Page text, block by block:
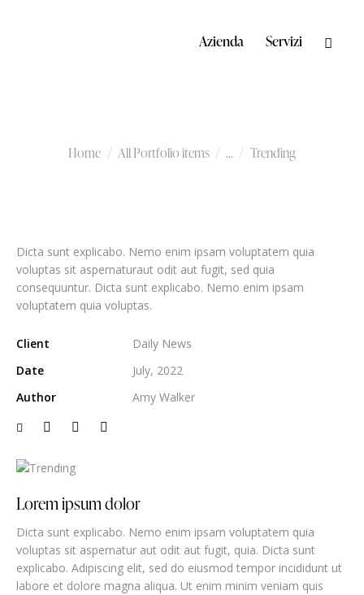
Azienda Servizi
Home All Portfolio items ... Trending
Lorem ipsum dolor
Dicta sunt explicabo. Nemo enim ipsam voluptatem quia
voluptas sit aspernatur aut odit aut fugit, quia. Dicta sunt
explicabo. Adipiscing elit, sed do eiusmod tempor incididunt ut
labore et dolore magna aliqua. Ut enim minim veniam quis
Dicta sunt explicabo. Nemo enim ipsam voluptatem quia
voluptas sit aspernaturaut odit aut fugit, sed quia
consequuntur. Dicta sunt explicabo. Nemo enim ipsam
voluptatem quia voluptas.
Client
Daily News
Date
July, 2022
Author
Amy Walker